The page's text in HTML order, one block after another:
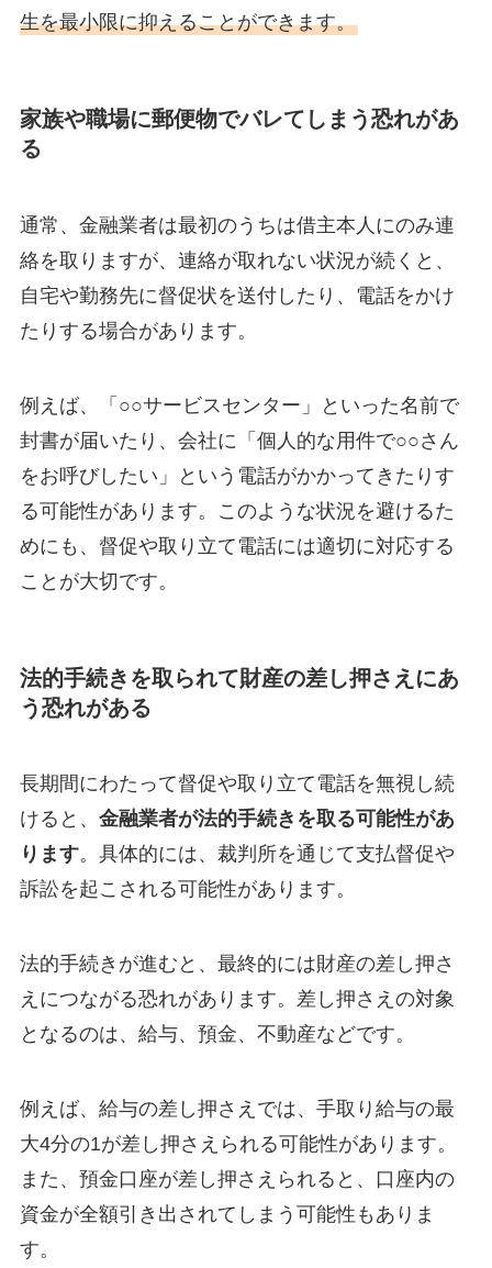
生を最小限に抑えることができます。
家族や職場に郵便物でバレてしまう恐れがあ
る
通常、金融業者は最初のうちは借主本人にのみ連
絡を取りますが、連絡が取れない状況が続くと、
自宅や勤務先に督促状を送付したり、電話をかけ
たりする場合があります。
例えば、「○○サービスセンター」といった名前で
封書が届いたり、会社に「個人的な用件で○○さん
をお呼びしたい」という電話がかかってきたりす
る可能性があります。このような状況を避けるた
めにも、督促や取り立て電話には適切に対応する
ことが大切です。
法的手続きを取られて財産の差し押さえにあ
う恐れがある
長期間にわたって督促や取り立て電話を無視し続
けると、 金融業者が法的手続きを取る可能性があ
ります。具体的には、裁判所を通じて支払督促や
訴訟を起こされる可能性があります。
法的手続きが進むと、最終的には財産の差し押さ
えにつながる恐れがあります。差し押さえの対象
となるのは、給与、預金、不動産などです。
例えば、給与の差し押さえでは、手取り給与の最
大4分の1が差し押さえられる可能性があります。
また、預金口座が差し押さえられると、口座内の
資金が全額引き出されてしまう可能性もありま
す。